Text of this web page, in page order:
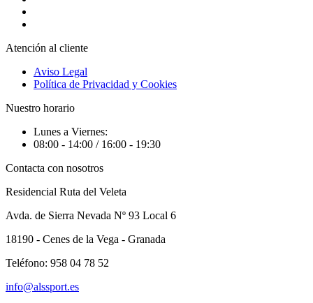
Atención al cliente
Aviso Legal
Política de Privacidad y Cookies
Nuestro horario
Lunes a Viernes:
08:00 - 14:00 / 16:00 - 19:30
Contacta con nosotros
Residencial Ruta del Veleta
Avda. de Sierra Nevada Nº 93 Local 6
18190 - Cenes de la Vega - Granada
Teléfono: 958 04 78 52
info@alssport.es